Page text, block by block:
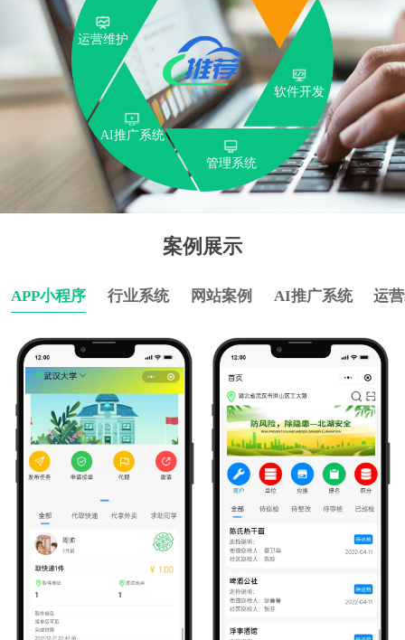
软件开发
管理系统
AI推广系统
运营维护
案例展示
APP小程序 行业系统 网站案例 AI推广系统 运